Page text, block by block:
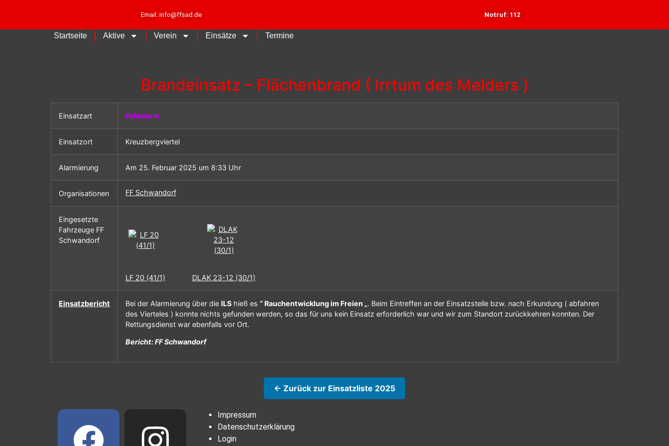
Email: info@ffsad.de Notruf: 112
Startseite Aktive Verein Einsätze Termine
Brandeinsatz – Flächenbrand ( Irrtum des Melders )
Einsatzart Fehlalarm
Einsatzort Kreuzbergviertel
Alarmierung Am 25. Februar 2025 um 8:33 Uhr
Organisationen FF Schwandorf
Eingesetzte
Fahrzeuge FF
Schwandorf
LF 20 (41/1) DLAK 23-12 (30/1)
Einsatzbericht Bei der Alarmierung über die ILS hieß es “ Rauchentwicklung im Freien „. Beim Eintreffen an der Einsatzstelle bzw. nach Erkundung ( abfahren
des Vierteles ) konnte nichts gefunden werden, so das für uns kein Einsatz erforderlich war und wir zum Standort zurückkehren konnten. Der
Rettungsdienst war ebenfalls vor Ort.
Bericht: FF Schwandorf
← Zurück zur Einsatzliste 2025
Impressum
Datenschutzerklärung
Login